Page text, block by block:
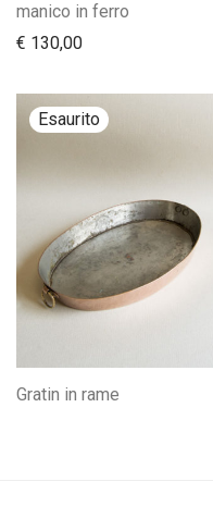
manico in ferro
€ 130,00
Gratin in rame